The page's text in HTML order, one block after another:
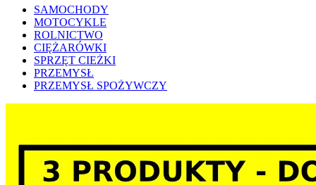
SAMOCHODY
MOTOCYKLE
ROLNICTWO
CIĘŻARÓWKI
SPRZĘT CIEŻKI
PRZEMYSŁ
PRZEMYSŁ SPOŻYWCZY